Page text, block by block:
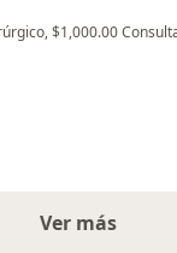
$1,000.00
Juarez
Ver más